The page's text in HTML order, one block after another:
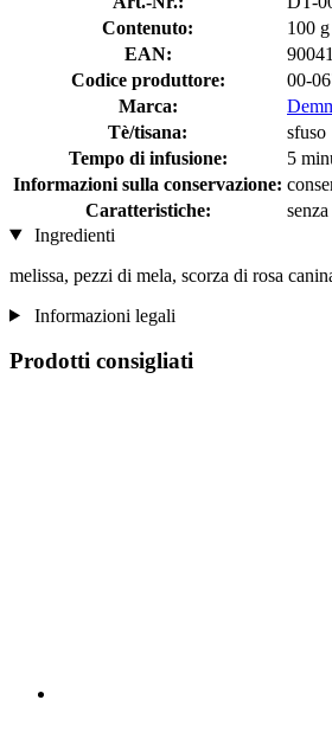
Contenuto:
100 g
EAN:
Codice produttore:
00-
Marca:
Tè/tisana:
sfuso
Tempo di infusione:
5
Informazioni sulla conservazione:
Caratteristiche:
Ingredienti
melissa, pezzi di mela, scorza di rosa
Informazioni legali
Prodotti consigliati